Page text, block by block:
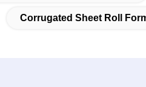
Corrugated Sheet Roll